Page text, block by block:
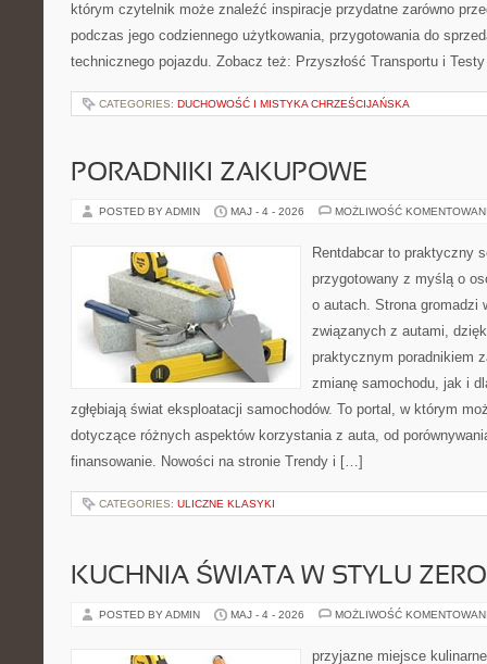
którym czytelnik może znaleźć inspiracje przydatne zarówno
podczas jego codziennego użytkowania, przygotowania do
technicznego pojazdu. Zobacz też: Przyszłość Transportu i
CATEGORIES: DUCHOWOŚĆ I MISTYKA CHRZEŚCIJAŃSKA
PORADNIKI ZAKUPOWE
POSTED BY ADMIN MAJ - 4 - 2026 MOŻLIWOŚĆ
Rentdabcar to praktyczny
przygotowany z myślą o
o autach. Strona gromadzi
związanych z autami,
praktycznym poradnikiem
zmianę samochodu, jak i
zgłębiają świat eksploatacji samochodów. To portal, w którym
dotyczące różnych aspektów korzystania z auta, od
finansowanie. Nowości na stronie Trendy i […]
CATEGORIES: ULICZNE KLASYKI
KUCHNIA ŚWIATA W STYLU
POSTED BY ADMIN MAJ - 4 - 2026 MOŻLIWOŚĆ
przyjazne miejsce